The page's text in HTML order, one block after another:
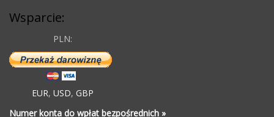
Wsparcie:
PLN:
EUR, USD, GBP
Numer konta do wpłat bezpośrednich »